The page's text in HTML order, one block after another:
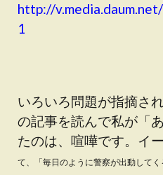
http://
1
いろいろ問題が指摘さ
の記事を読んで私が「
たのは、喧嘩です。イ
て、「毎日のように警察が出動して